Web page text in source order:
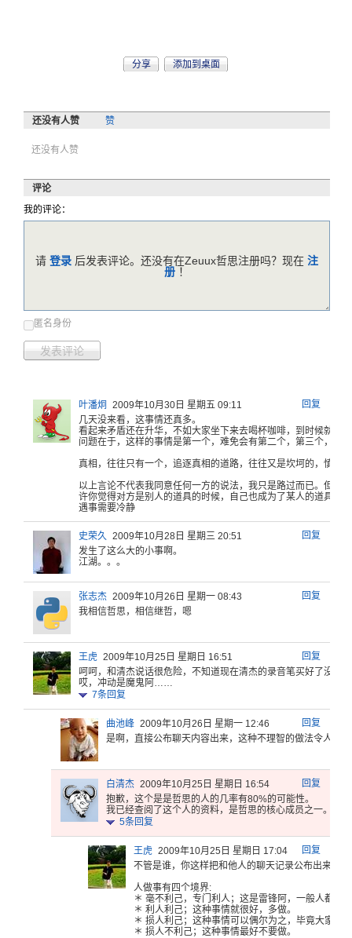
分享 添加到桌面
还没有人赞 赞
还没有人赞
评论
我的评论：
匿名身份
发表评论
请 登录 后发表评论。还没有在Zeuux哲思注册吗？现在 注
册 ！
回复
叶潘炯
2009年10月30日 星期五 09:11
几天没来看，这事情还真多。
看起来矛盾还在升华，不如大家坐下来去喝杯咖啡，到时候就什
问 题在于，这样的事情是第一个，难免会有第二个，第三个，谁
真相， 往往只有一个，追逐真相的道路， 往往又是坎坷的，慎之
以上言论不代表我 同意任何一方的说法， 我只是路过而已。但是
许你觉得对方是别人的道具的时候， 自己也成为 了某人的道具。
遇事需要冷静
回复
史荣久 2009年10月28日 星期三 20:51
发生了这么大的小事啊。
江湖。。。
回复
张志杰 2009年10月26日 星期一 08:43
我相信哲思，相信继哲，嗯
回复
王虎 2009年10月25日 星期日 16:51
呵呵，和清杰说话很危险，不知道现在清杰的录音笔买好 了没有。
哎，冲动是魔鬼阿……
7条回复
回复
曲池峰 2009年10月26日 星期一 12:46
是啊，直接公布聊天内容出来，这种不理智的做法令人喷
回复
白清杰 2009年10月25日 星期日 16:54
抱歉，这个是是哲思的人的几率有80%的可 能性。
我已经查阅了这个人的资料，是哲思的核心成员之一。
5条回复
回复
王虎 2009年10月25日 星期日 17:04
不管是谁， 你这样把和他人的聊天记录公布出来，
人做事有四个境界:
＊ 毫不利己， 专门利人； 这是雷锋阿 ，一般人都
＊ 利人利己；这种事情就很好，多做。
＊ 损人利己； 这种事情可 以偶尔为之，毕竟大家
＊ 损人不利己；这种事情最好不要做。